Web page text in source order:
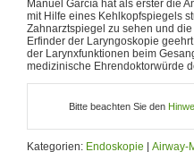
Manuel García hat als erster die
mit Hilfe eines Kehlkopfspiegels
Zahnarztspiegel zu sehen und
Erfinder der Laryngoskopie
der Larynxfunktionen beim
medizinische Ehrendoktorwürde
Bitte beachten Sie den
Kategorien: Endoskopie | Airway-